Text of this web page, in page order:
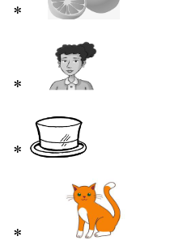
*
*
*
*